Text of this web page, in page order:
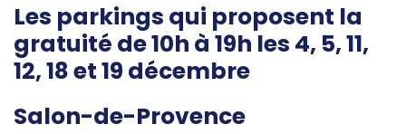
Les parkings qui proposent la
gratuité de 10h à 19h les 4, 5, 11,
12, 18 et 19 décembre
Salon-de-Provence